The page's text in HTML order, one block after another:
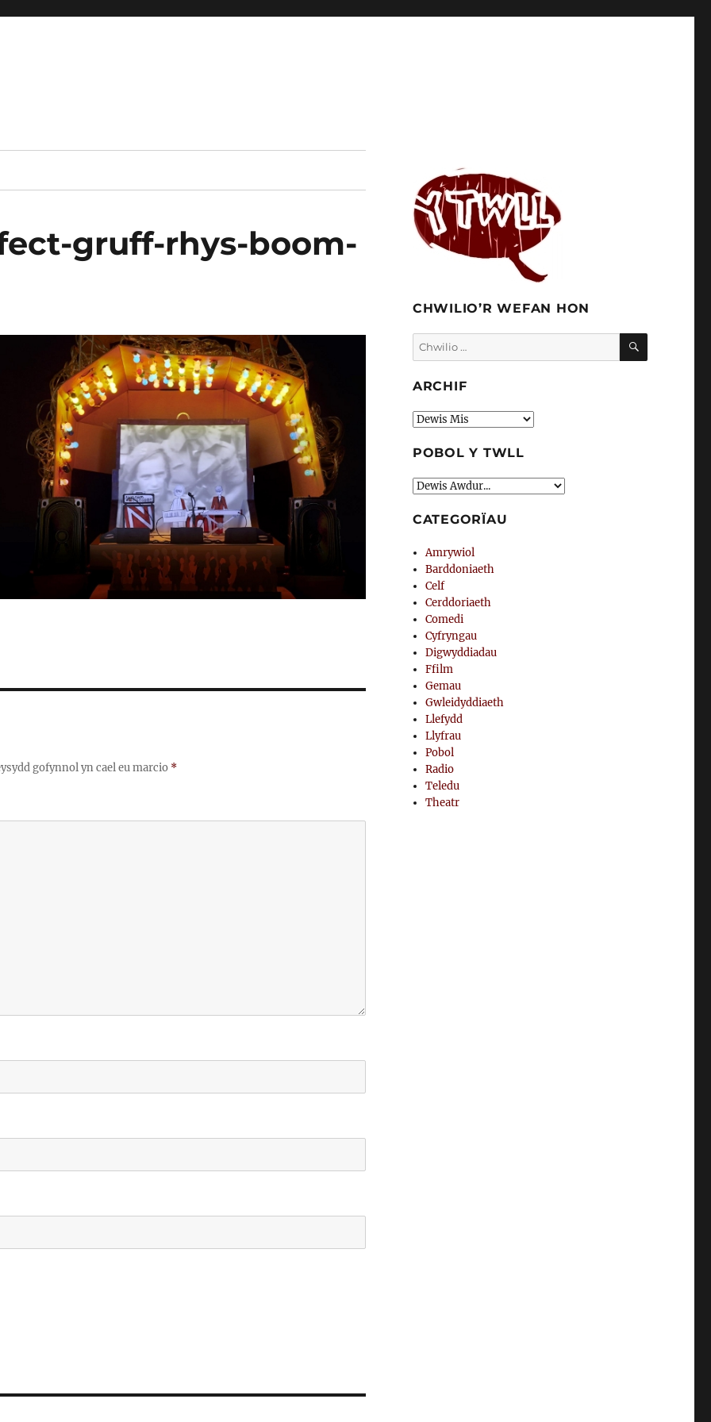
gruff-rhys-boom-
gofynnol yn cael eu marcio *
CHWILIO’R WEFAN HON
Chwilio
am:
CHWILIO
ARCHIF
Archif
POBOL Y TWLL
CATEGORÏAU
Amrywiol
Barddoniaeth
Celf
Cerddoriaeth
Comedi
Cyfryngau
Digwyddiadau
Ffilm
Gemau
Gwleidyddiaeth
Llefydd
Llyfrau
Pobol
Radio
Teledu
Theatr